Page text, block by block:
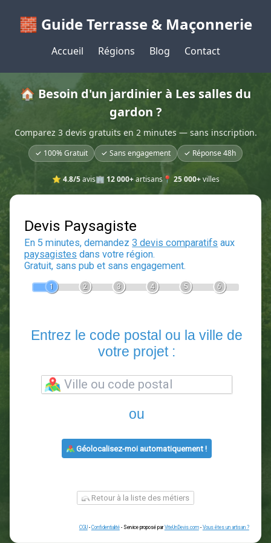
🧱 Guide Terrasse & Maçonnerie
Accueil Régions Blog Contact
🏠 Besoin d'un jardinier à Les salles du
gardon ?
Comparez 3 devis gratuits en 2 minutes — sans inscription.
✓ 100% Gratuit ✓ Sans engagement ✓ Réponse 48h
⭐ 4.8/5avis🏢 12 000+artisans📍 25 000+villes
Devis Paysagiste
En 5 minutes, demandez3 devis comparatifs
2 3
Entrez le code postal ou la
ou